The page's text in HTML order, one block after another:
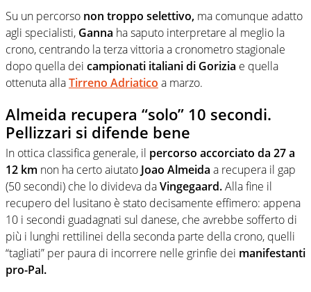
Su un percorso non troppo selettivo, ma comunque adatto
agli specialisti, Ganna ha saputo interpretare al meglio la
crono, centrando la terza vittoria a cronometro stagionale
dopo quella dei campionati italiani di Gorizia e quella
ottenuta allaTirreno Adriatico a marzo.
Almeida recupera “solo” 10 secondi.
Pellizzari si difende bene
In ottica classifica generale, il percorso accorciato da 27 a
12 km non ha certo aiutato Joao Almeida a recupera il gap
(50 secondi) che lo divideva daVingegaard.Alla fine il
recupero del lusitano è stato decisamente effimero: appena
10 i secondi guadagnati sul danese, che avrebbe sofferto di
più i lunghi rettilinei della seconda parte della crono, quelli
“tagliati” per paura di incorrere nelle grinfie dei manifestanti
pro-Pal.